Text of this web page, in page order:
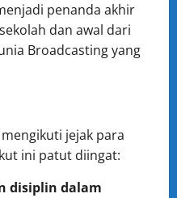
penanda akhir
dan awal dari
Broadcasting yang
jejak para
ini patut diingat:
disiplin dalam